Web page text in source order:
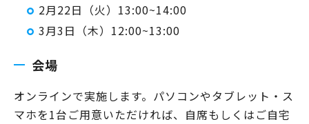
2月22日（火）13:00~14:00
3月3日（木）12:00~13:00
会場
オンラインで実施します。パソコンやタブレット・ス
マホを1台ご用意いただければ、自席もしくはご自宅